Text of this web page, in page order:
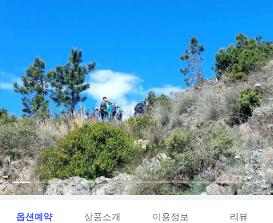
옵션예약 상품소개 이용정보 리뷰